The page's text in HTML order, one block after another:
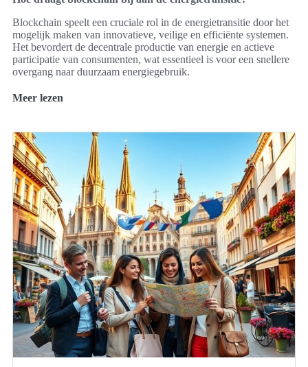
Blockchain speelt een cruciale rol in de energietransitie door het
mogelijk maken van innovatieve, veilige en efficiënte systemen.
Het bevordert de decentrale productie van energie en actieve
participatie van consumenten, wat essentieel is voor een snellere
overgang naar duurzaam energiegebruik.
Meer lezen